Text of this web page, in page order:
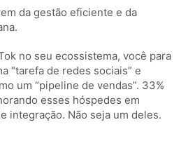
da gestão eficiente e da
no seu ecossistema, você para
“tarefa de redes sociais” e
um “pipeline de vendas”. 33%
esses hóspedes em
integração. Não seja um deles.